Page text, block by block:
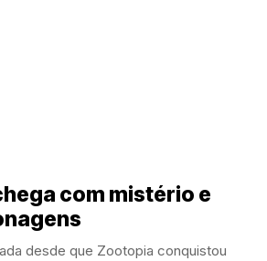
com mistério e
desde que Zootopia conquistou